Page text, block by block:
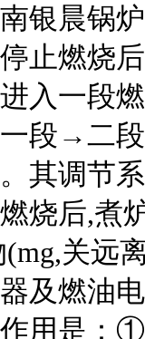
银晨锅
止燃烧
入一段
一段→
其调节
烧后,煮
关远
及燃油
用是：